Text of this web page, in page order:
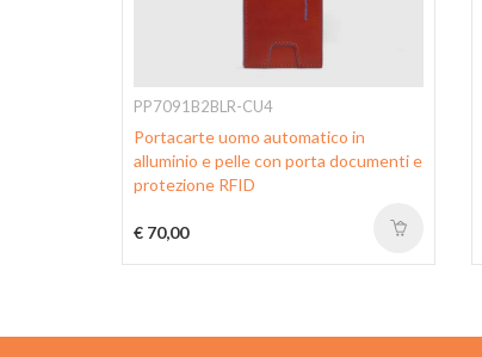
PP7091B2BLR-CU4
Portacarte uomo automatico in
alluminio e pelle con porta documenti e
protezione RFID
€ 70,00